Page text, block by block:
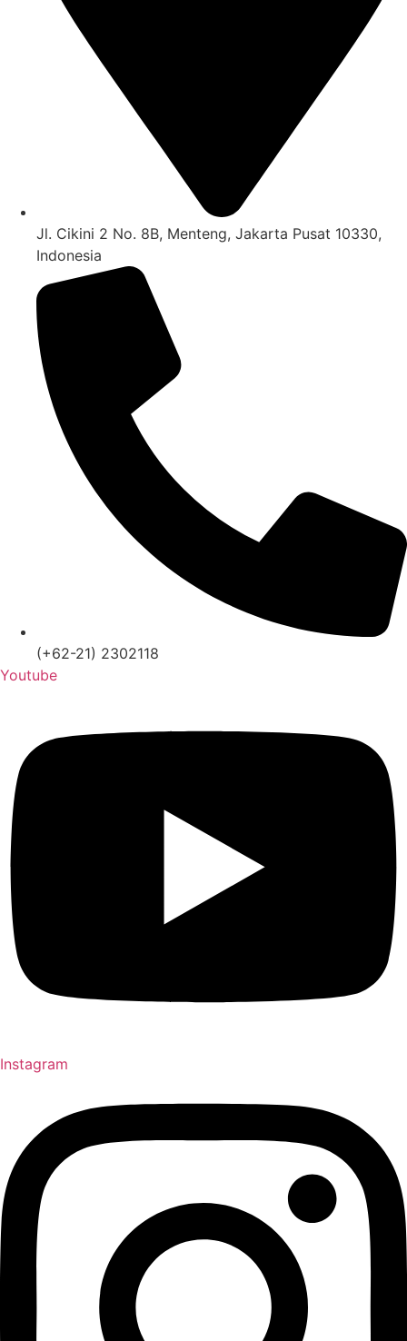
Jl. Cikini 2 No. 8B, Menteng, Jakarta Pusat 10330,
Indonesia
(+62-21) 2302118
Youtube
Instagram